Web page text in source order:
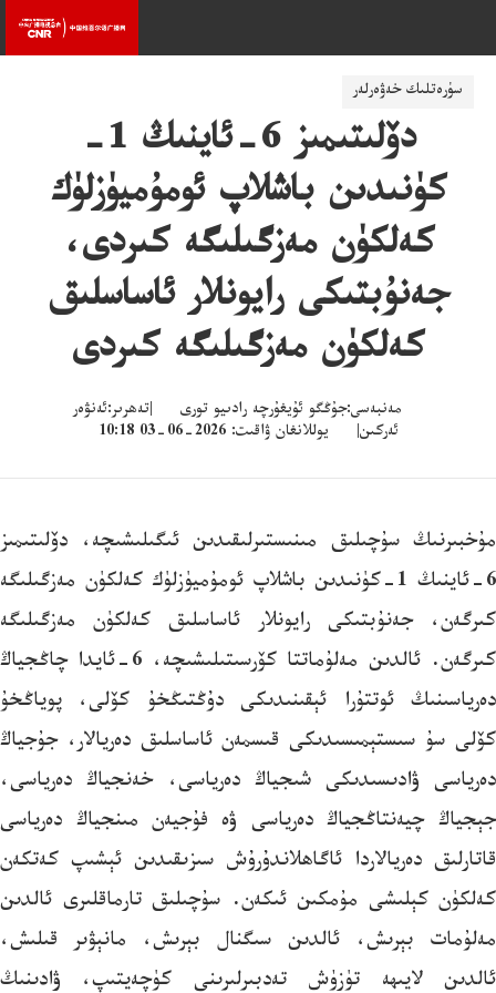
سۈرەتلىك خەۋەرلەر
دۆلىتىمىز 6-ئاينىڭ 1-
كۈنىدىن باشلاپ ئومۇميۈزلۈك
كەلكۈن مەزگىلىگە كىردى،
جەنۇبتىكى رايونلار ئاساسلىق
كەلكۈن مەزگىلىگە كىردى
مەنبەسى:جۇڭگو ئۇيغۇرچە رادىيو تورى |تەھرىر:ئەنۋەر
ئەركىن| يوللانغان ۋاقىت: 2026-06-03 10:18
مۇخبىرنىڭ سۇچىلىق مىنىستىرلىقىدىن ئىگىلىشىچە، دۆلىتىمىز
6-ئاينىڭ 1-كۈنىدىن باشلاپ ئومۇميۈزلۈك كەلكۈن مەزگىلىگە
كىرگەن، جەنۇبتىكى رايونلار ئاساسلىق كەلكۈن مەزگىلىگە
كىرگەن. ئالدىن مەلۇماتتا كۆرسىتىلىشىچە، 6-ئايدا چاڭجياڭ
دەرياسىنىڭ ئوتتۇرا ئېقىنىدىكى دۇڭتىڭخۇ كۆلى، پوياڭخۇ
كۆلى سۇ سىستېمىسىدىكى قىسمەن ئاساسلىق دەريالار، جۇجياڭ
دەرياسى ۋادىسىدىكى شىجياڭ دەرياسى، خەنجياڭ دەرياسى،
جېجياڭ چيەنتاڭجياڭ دەرياسى ۋە فۇجيەن مىنجياڭ دەرياسى
قاتارلىق دەريالاردا ئاگاھلاندۇرۇش سىزىقىدىن ئېشىپ كەتكەن
كەلكۈن كېلىشى مۇمكىن ئىكەن. سۇچىلىق تارماقلىرى ئالدىن
مەلۇمات بېرىش، ئالدىن سىگنال بېرىش، مانېۋىر قىلىش،
ئالدىن لايىھە تۈزۈش تەدبىرلىرىنى كۈچەيتىپ، ۋادىنىڭ